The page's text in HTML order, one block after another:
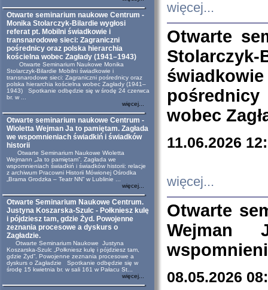
Otwarte seminarium naukowe Centrum -
Monika Stolarczyk-Bilardie wygłosi
referat pt. Mobilni świadkowie i
transnarodowe sieci: Zagraniczni
pośrednicy oraz polska hierarchia
kościelna wobec Zagłady (1941–1943)
Otwarte Seminarium Naukowe Monika
Stolarczyk-Bilardie Mobilni świadkowie i
transnarodowe sieci: Zagraniczni pośrednicy oraz
polska hierarchia kościelna wobec Zagłady (1941–
1943) Spotkanie odbędzie się w środę 24 czerwca
br. w ...
więcej...
Otwarte seminarium naukowe Centrum -
Wioletta Wejman Ja to pamiętam. Zagłada
we wspomnieniach świadkiń i świadków
historii
Otwarte Seminarium Naukowe Wioletta
Wejmann „Ja to pamiętam”. Zagłada we
wspomnieniach świadkiń i świadków historii: relacje
z archiwum Pracowni Historii Mówionej Ośrodka
„Brama Grodzka – Teatr NN” w Lublinie ...
więcej...
Otwarte Seminarium Naukowe Centrum.
Justyna Koszarska-Szulc - Połkniesz kulę
i pójdziesz tam, gdzie Żyd. Powojenne
zeznania procesowe a dyskurs o
Zagładzie.
Otwarte Seminarium Naukowe Justyna
Koszarska-Szulc „Połkniesz kulę i pójdziesz tam,
gdzie Żyd”. Powojenne zeznania procesowe a
dyskurs o Zagładzie Spotkanie odbędzie się w
środę 15 kwietnia br. w sali 161 w Pałacu St...
więcej...
więcej...
Otwarte
wobec
11.06.2026
więcej...
Otwarte
Wejman
08.05.2026